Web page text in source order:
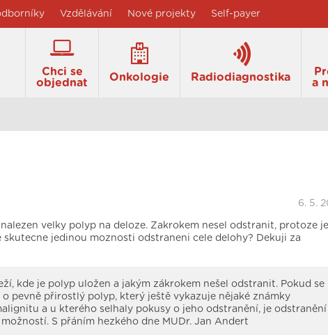
Vzdělávání Nové projekty Self-payer
Chci se
objednat
Onkologie Radiodiagnostika
a
6. 5.
velky polyp na deloze. Zakrokem nesel odstranit, protoze je
skutecne jedinou moznosti odstraneni cele delohy? Dekuji za
kde je polyp uložen a jakým zákrokem nešel odstranit. Pokud se
o pevně přirostlý polyp, který ještě vykazuje nějaké známky
a u kterého selhaly pokusy o jeho odstranění, je odstranění
S přáním hezkého dne MUDr. Jan Andert